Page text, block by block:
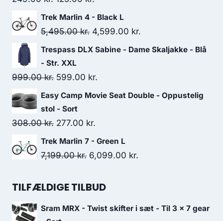
price
was:
price
is:
Trek Marlin 4 - Black L
5,495.00kr. Original
price
5,495.00 kr..
4,599.00 kr.
price
Trespass DLX Sabine - Dame Skaljakke - Blå
- Str. XXL
999.00kr. Original
price
was:
999.00 kr..
599.00 kr.
price
Easy Camp Movie Seat Double - Oppustelig
stol - Sort
308.00kr. Original
price
was:
277.00 kr.
price
is:
Trek Marlin 7 - Green L
7,199.00kr. Original
was:
6,099.00 kr.
TILFÆLDIGE TILBUD
Sram MRX - Twist skifter i sæt - Til 3 x 7 gear